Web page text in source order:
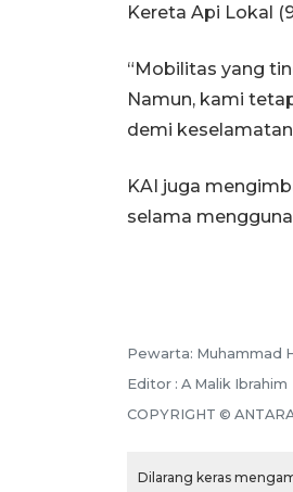
Kereta Api Lokal
“Mobilitas yang
Namun, kami
demi
KAI juga
selama
Pewarta: Muhammad
Editor : A Malik Ibrahim
COPYRIGHT ©
Dilarang keras